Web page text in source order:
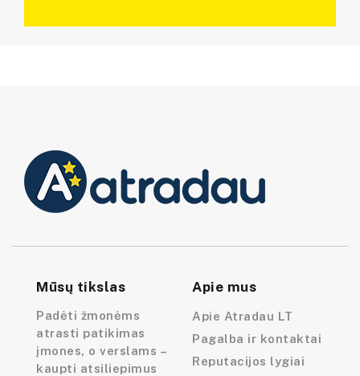
Mūsų tikslas
Padėti žmonėms
atrasti patikimas
įmones, o verslams –
kaupti atsiliepimus
Apie mus
Apie Atradau LT
Pagalba ir kontaktai
Reputacijos lygiai